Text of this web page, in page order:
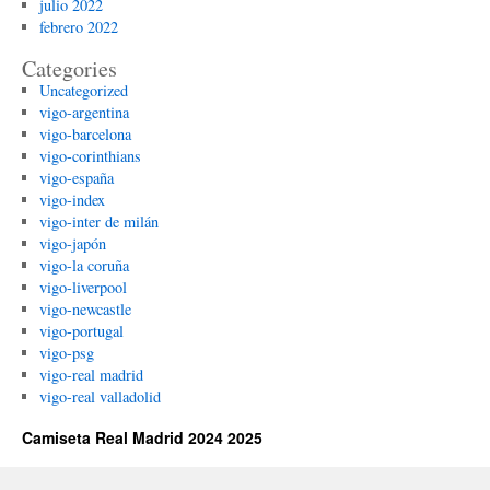
julio 2022
febrero 2022
Categories
Uncategorized
vigo-argentina
vigo-barcelona
vigo-corinthians
vigo-españa
vigo-index
vigo-inter de milán
vigo-japón
vigo-la coruña
vigo-liverpool
vigo-newcastle
vigo-portugal
vigo-psg
vigo-real madrid
vigo-real valladolid
Camiseta Real Madrid 2024 2025